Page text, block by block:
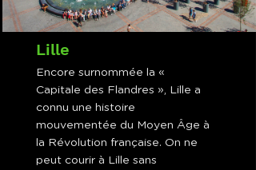
Lille
Encore surnommée la «
Capitale des Flandres », Lille a
connu une histoire
mouvementée du Moyen Âge à
la Révolution française. On ne
peut courir à Lille sans